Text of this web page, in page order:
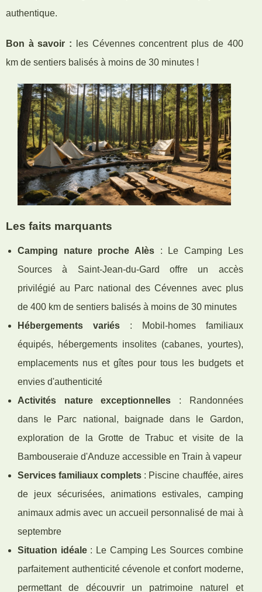
authentique.
Bon à savoir : les Cévennesconcentrent plus de 400
km de sentiers balisés à moins de 30 minutes !
Les faits marquants
Camping nature proche Alès: Le Camping Les
Sources à Saint-Jean-du-Gard offre un accès
privilégié au Parc national des Cévennes avec plus
de 400 km de sentiers balisés à moins de 30 minutes
Hébergements variés: Mobil-homes familiaux
équipés, hébergements insolites (cabanes, yourtes),
emplacements nus et gîtes pour tous les budgets et
envies d'authenticité
Activités nature exceptionnelles : Randonnées
dans le Parc national, baignade dans le Gardon,
exploration de la Grotte de Trabuc et visite de la
Bambouseraie d'Anduze accessible en Train à vapeur
Services familiaux complets : Piscine chauffée, aires
de jeux sécurisées, animations estivales, camping
animaux admis avec un accueil personnalisé de mai à
septembre
Situation idéale: Le Camping Les Sources combine
parfaitement authenticité cévenole et confort moderne,
permettant de découvrir un patrimoine naturel et